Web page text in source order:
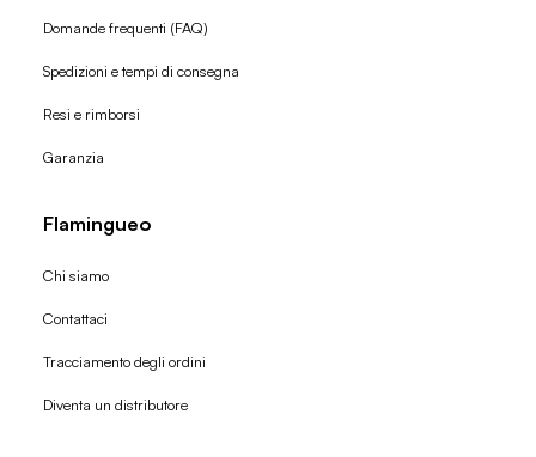
Domande frequenti (FAQ)
Spedizioni e tempi di consegna
Resi e rimborsi
Garanzia
Flamingueo
Chi siamo
Contattaci
Tracciamento degli ordini
Diventa un distributore